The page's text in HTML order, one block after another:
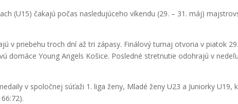
(U15) čakajú počas nasledujúceho víkendu (29. – 31. máj)
v priebehu troch dní až tri zápasy. Finálový turnaj otvoria v piatok
domáce Young Angels Košice. Posledné stretnutie odohrajú v
v spoločnej súťaži 1. liga ženy, Mladé ženy U23 a Juniorky U19,